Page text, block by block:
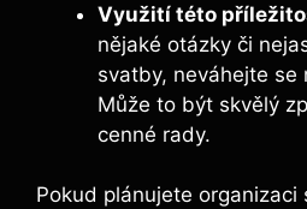
Využití této
nějaké otázky či
svatby, neváhejte se
Může to být skvělý
cenné rady.
Pokud plánujete organizaci